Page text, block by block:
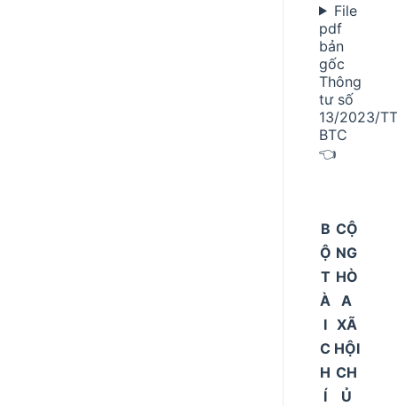
File
pdf
bản
gốc
Thông
tư số
13/2023/
BTC
👈
B
Ộ
T
À
I
C
H
Í
CỘ
NG
HÒ
A
XÃ
HỘI
CH
Ủ